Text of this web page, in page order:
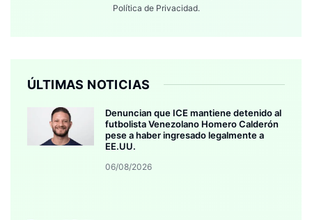
Política de Privacidad.
ÚLTIMAS NOTICIAS
Denuncian que ICE mantiene detenido al
futbolista Venezolano Homero Calderón
pese a haber ingresado legalmente a
EE.UU.
06/08/2026